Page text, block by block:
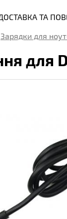
ТА
Зарядки для
для